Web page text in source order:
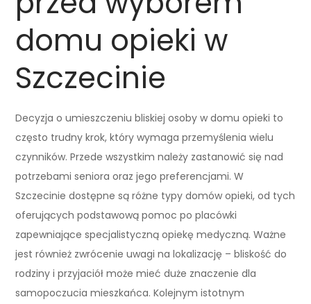
domu opieki w
Szczecinie
Decyzja o umieszczeniu bliskiej osoby w domu opieki to
często trudny krok, który wymaga przemyślenia wielu
czynników. Przede wszystkim należy zastanowić się nad
potrzebami seniora oraz jego preferencjami. W
Szczecinie dostępne są różne typy domów opieki, od tych
oferujących podstawową pomoc po placówki
zapewniające specjalistyczną opiekę medyczną. Ważne
jest również zwrócenie uwagi na lokalizację – bliskość do
rodziny i przyjaciół może mieć duże znaczenie dla
samopoczucia mieszkańca. Kolejnym istotnym